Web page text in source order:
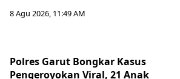
8 Agu 2026, 11:49 AM
Polres Garut Bongkar Kasus
Pengeroyokan Viral, 21 Anak